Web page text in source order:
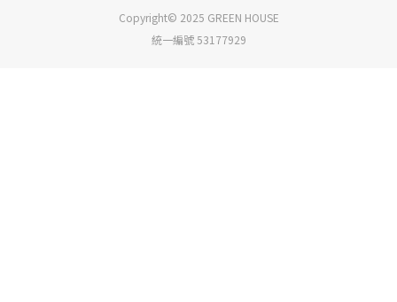
Copyright© 2025 GREEN HOUSE
統一編號 53177929